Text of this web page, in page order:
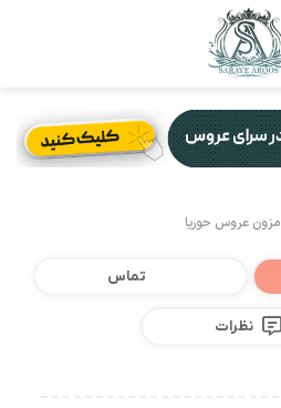
مزون عروس حوریا
تماس
نظرات